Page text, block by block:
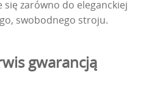
się zarówno do eleganckiej
swobodnego stroju.
gwarancją